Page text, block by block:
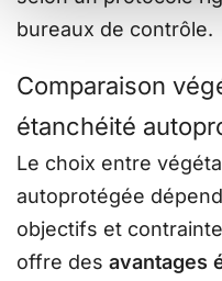
bureaux de contrôle.
Comparaison
étanchéité
Le choix entre
autoprotégée
objectifs et
offre des avantages